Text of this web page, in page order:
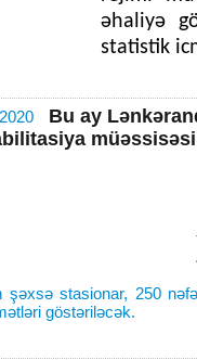
əhaliyə
statistik
Bu ay
şəxsə stasionar, 250
göstəriləcək.